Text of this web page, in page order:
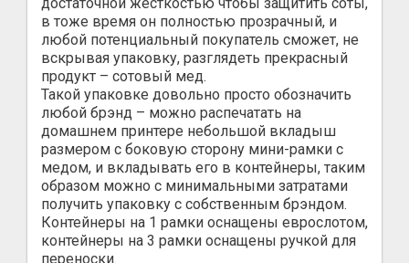
в тоже время он полностью прозрачный, и
любой потенциальный покупатель сможет, не
вскрывая упаковку, разглядеть прекрасный
продукт – сотовый мед.
Такой упаковке довольно просто обозначить
любой брэнд – можно распечатать на
домашнем принтере небольшой вкладыш
размером с боковую сторону мини-рамки с
медом, и вкладывать его в контейнеры, таким
образом можно с минимальными затратами
получить упаковку с собственным брэндом.
Контейнеры на 1 рамки оснащены еврослотом,
контейнеры на 3 рамки оснащены ручкой для
переноски.